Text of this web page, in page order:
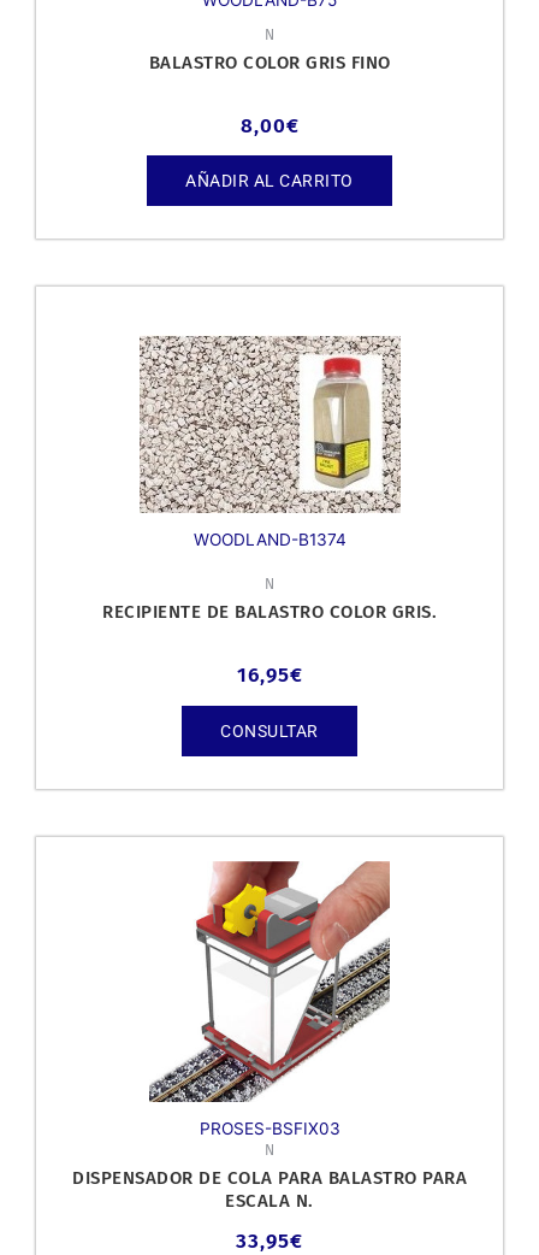
N
BALASTRO COLOR GRIS FINO
8,00€
AÑADIR AL CARRITO
WOODLAND-B1374
N
RECIPIENTE DE BALASTRO COLOR GRIS.
16,95€
CONSULTAR
PROSES-BSFIX03
N
DISPENSADOR DE COLA PARA BALASTRO PARA
ESCALA N.
33,95€